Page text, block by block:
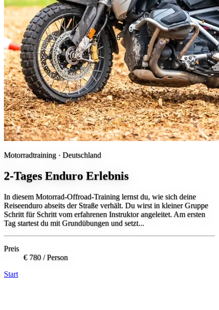
Motorradtraining · Deutschland
2-Tages Enduro Erlebnis
In diesem Motorrad-Offroad-Training lernst du, wie sich deine
Reiseenduro abseits der Straße verhält. Du wirst in kleiner Gruppe
Schritt für Schritt vom erfahrenen Instruktor angeleitet. Am ersten
Tag startest du mit Grundübungen und setzt...
Preis
€ 780 / Person
Start